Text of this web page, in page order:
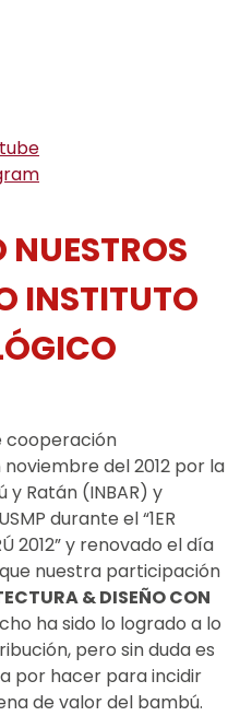
INSTITUTO
cooperación
del 2012 por la
y Ratán (INBAR) y
durante el “1ER
2012” y renovado el día
nuestra participación
& DISEÑO CON
ha sido lo logrado a lo
pero sin duda es
por hacer para incidir
de valor del bambú.